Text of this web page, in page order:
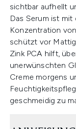
sichtbar aufhellt
Das Serum ist mit
Konzentration
schützt vor
Zink PCA hilft,
unerwünschten
Creme morgens
geschmeidig zu